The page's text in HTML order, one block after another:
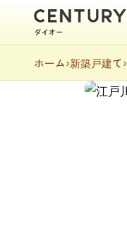
ホーム›新築戸建て›